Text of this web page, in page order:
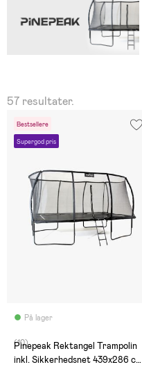
57 resultater.
Bestsellere
Supergod pris
På lager
(10)
Pinepeak Rektangel Trampolin
inkl. Sikkerhedsnet 439x286 cm,